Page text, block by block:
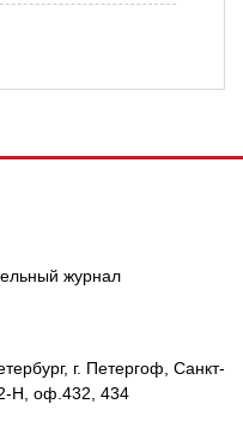
журнал
г. Петергоф, Санкт-
2-Н, оф.432, 434